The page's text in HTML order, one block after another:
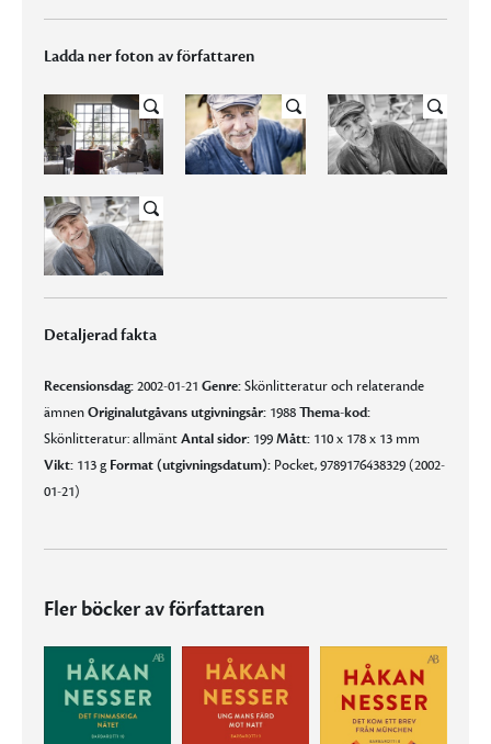
Ladda ner foton av författaren
Detaljerad fakta
Recensionsdag:2002-01-21 Genre:Skönlitteratur och relaterande
ämnenOriginalutgåvans utgivningsår: 1988Thema-kod:
Skönlitteratur: allmäntAntal sidor: 199Mått: 110 x 178 x 13 mm
Vikt: 113 g Format (utgivningsdatum): Pocket, 9789176438329 (2002-
01-21)
Fler böcker av författaren